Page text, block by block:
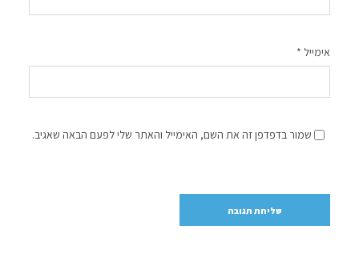
אימייל *
שמור בדפדפן זה את השם, האימייל והאתר שלי לפעם הבאה שאגיב.